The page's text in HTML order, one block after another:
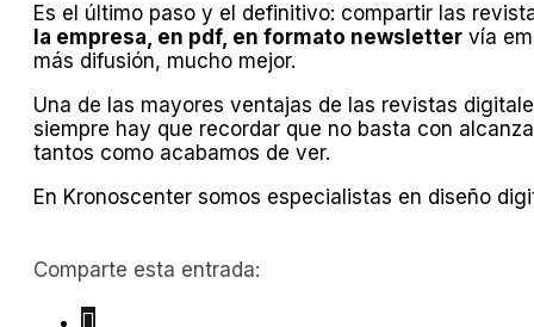
Es el último paso y el definitivo: compartir las
la empresa, en pdf, en formato newsletter vía
más difusión, mucho mejor.
Una de las mayores ventajas de las revistas
siempre hay que recordar que no basta con
tantos como acabamos de ver.
En Kronoscenter somos especialistas en diseño
Comparte esta entrada: